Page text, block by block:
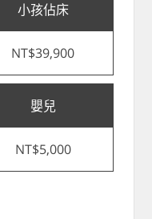
小孩佔床
NT$39,900
嬰兒
NT$5,000